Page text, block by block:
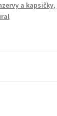
kočky
a kapsičky,